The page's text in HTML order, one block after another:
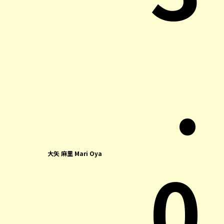
大矢 麻里 Mari Oya
.